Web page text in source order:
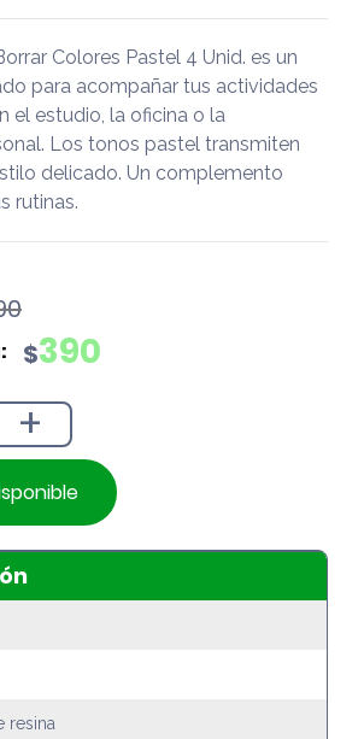
Colores Pastel 4 Unid. es un
para acompañar tus actividades
el estudio, la oficina o la
Los tonos pastel transmiten
delicado. Un complemento
rutinas.
$390
+
resina